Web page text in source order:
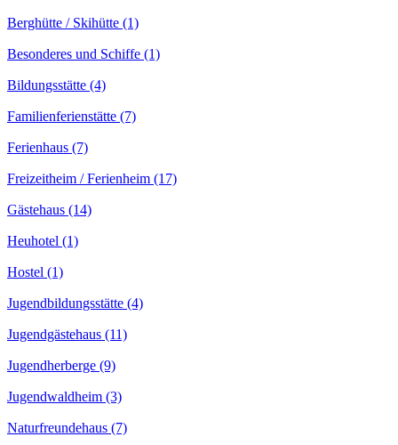
Berghütte / Skihütte (1)
Besonderes und Schiffe (1)
Bildungsstätte (4)
Familienferienstätte (7)
Ferienhaus (7)
Freizeitheim / Ferienheim (17)
Gästehaus (14)
Heuhotel (1)
Hostel (1)
Jugendbildungsstätte (4)
Jugendgästehaus (11)
Jugendherberge (9)
Jugendwaldheim (3)
Naturfreundehaus (7)